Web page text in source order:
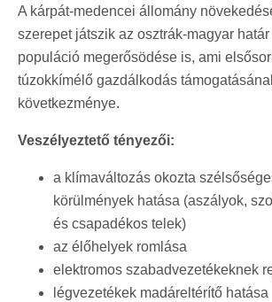
A kárpát-medencei állomány
szerepet játszik az osztrák-magyar
populáció megerősödése is, ami
túzokkímélő gazdálkodás
következménye.
Veszélyeztető tényezői:
a klímaváltozás okozta
körülmények hatása (aszályok,
és csapadékos telek)
az élőhelyek romlása
elektromos szabadvezetékeknek
légvezetékek madáreltérítő hatása